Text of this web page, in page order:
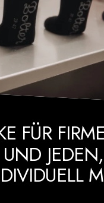
FÜR
UND JEDEN,